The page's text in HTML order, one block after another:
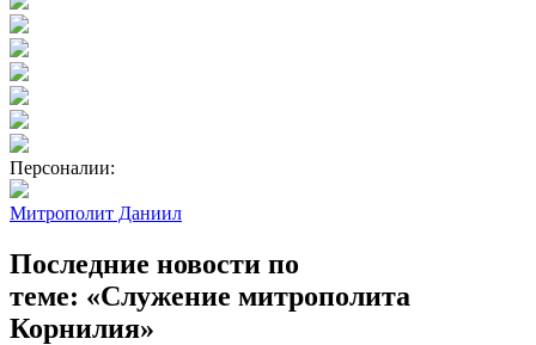
Персоналии:
Митрополит Даниил
Последние новости по
теме: «Служение митрополита
Корнилия»